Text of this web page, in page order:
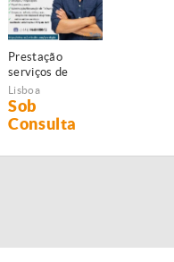
Prestação
serviços de
Manutenção,
Restauro e
Remodelação de
imóveis!
Lisboa
Sob
Consulta